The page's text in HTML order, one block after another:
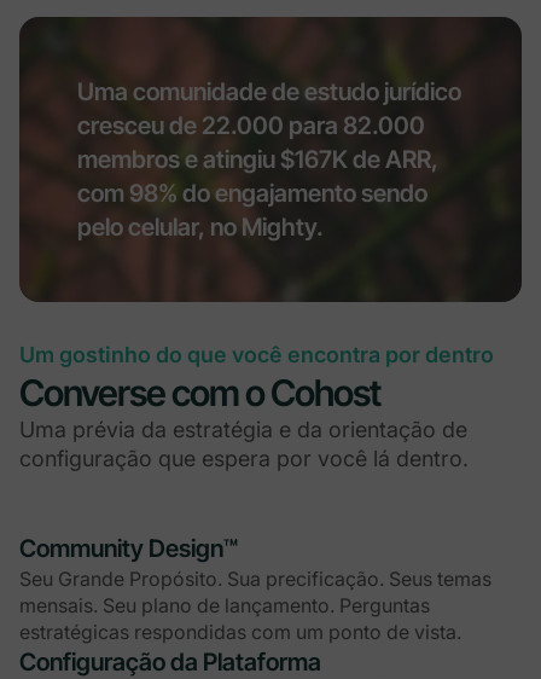
Uma comunidade de estudo jurídico
cresceu de 22.000 para 82.000
membros e atingiu $167K de ARR,
com 98% do engajamento sendo
pelo celular, no Mighty.
Um gostinho do que você encontra por dentro
Converse com o Cohost
Uma prévia da estratégia e da orientação de
configuração que espera por você lá dentro.
Community Design™
Seu Grande Propósito. Sua precificação. Seus temas
mensais. Seu plano de lançamento. Perguntas
estratégicas respondidas com um ponto de vista.
Configuração da Plataforma